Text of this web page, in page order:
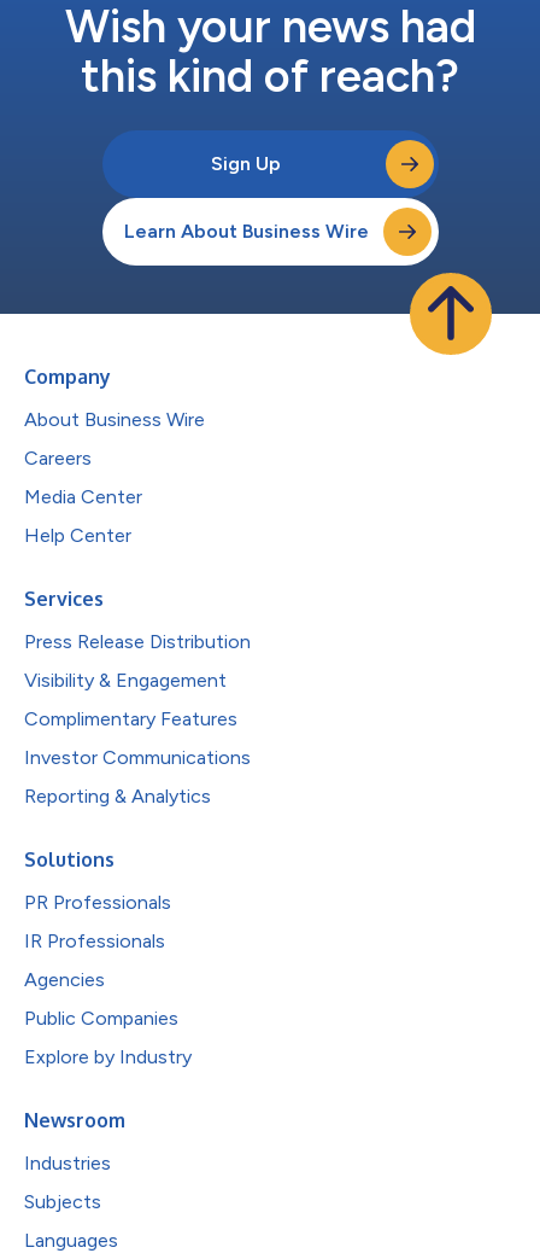
Wish your news had
this kind of reach?
Sign Up
Learn About Business Wire
Company
About Business Wire
Careers
Media Center
Help Center
Services
Press Release Distribution
Visibility & Engagement
Complimentary Features
Investor Communications
Reporting & Analytics
Solutions
PR Professionals
IR Professionals
Agencies
Public Companies
Explore by Industry
Newsroom
Industries
Subjects
Languages